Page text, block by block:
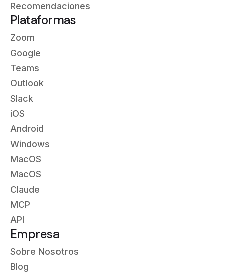
Recomendaciones
Plataformas
Zoom
Google
Teams
Outlook
Slack
iOS
Android
Windows
MacOS
MacOS
Claude
MCP
API
Empresa
Sobre Nosotros
Blog